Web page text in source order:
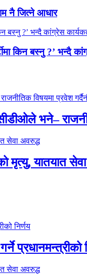
नै जित्ने आधार
किन बस्नु ?’ भन्दै
भने–
मृत्यु, यातयात
प्रधानमन्त्रीको